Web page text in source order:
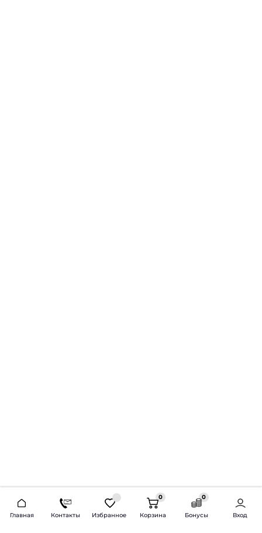
Главная Контакты Избранное
0
Корзина
0
Бонусы Вход
2026 © Продажа и установка автозвука.
Доставка по всей России и СНГ